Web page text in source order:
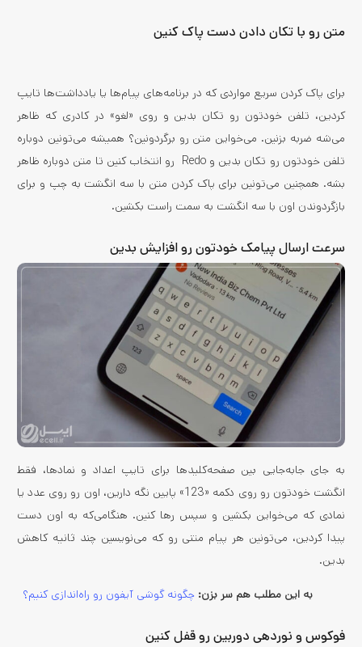
متن رو با تکان دادن دست پاک کنین
برای پاک کردن سریع مواردی که در برنامه‌های پیام‌ها یا یادداشت‌ها تایپ
کردین، تلفن خودتون رو تکان بدین و روی «لغو» در کادری که ظاهر
می‌شه ضربه بزنین. می‌خواین متن رو برگردونین؟ همیشه می‌تونین دوباره
تلفن خودتون رو تکان بدین و Redo رو انتخاب کنین تا متن دوباره ظاهر
بشه. همچنین می‌تونین برای پاک کردن متن با سه انگشت به چپ و برای
بازگردوندن اون با سه انگشت به سمت راست بکشین.
سرعت ارسال پیامک خودتون رو افزایش بدین
به جای جابه‌جایی بین صفحه‌کلیدها برای تایپ اعداد و نمادها، فقط
انگشت خودتون رو روی دکمه «123» پایین نگه دارین، اون رو روی عدد یا
نمادی که می‌خواین بکشین و سپس رها کنین. هنگامی‌که به اون دست
پیدا کردین، می‌تونین هر پیام متنی رو که می‌نویسین چند ثانیه کاهش
بدین.
به این مطلب هم سر بزن: چگونه گوشی آیفون رو راه‌اندازی کنیم؟
فوکوس و نوردهی دوربین رو قفل کنین